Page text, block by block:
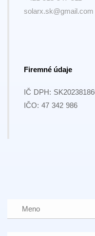
solarx.sk@gmail.com
Firemné údaje
IČ DPH:
IČO: 47 342 986